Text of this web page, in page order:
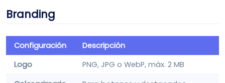
Branding
Configuración
Descripción
Logo
PNG, JPG o WebP, máx. 2 MB